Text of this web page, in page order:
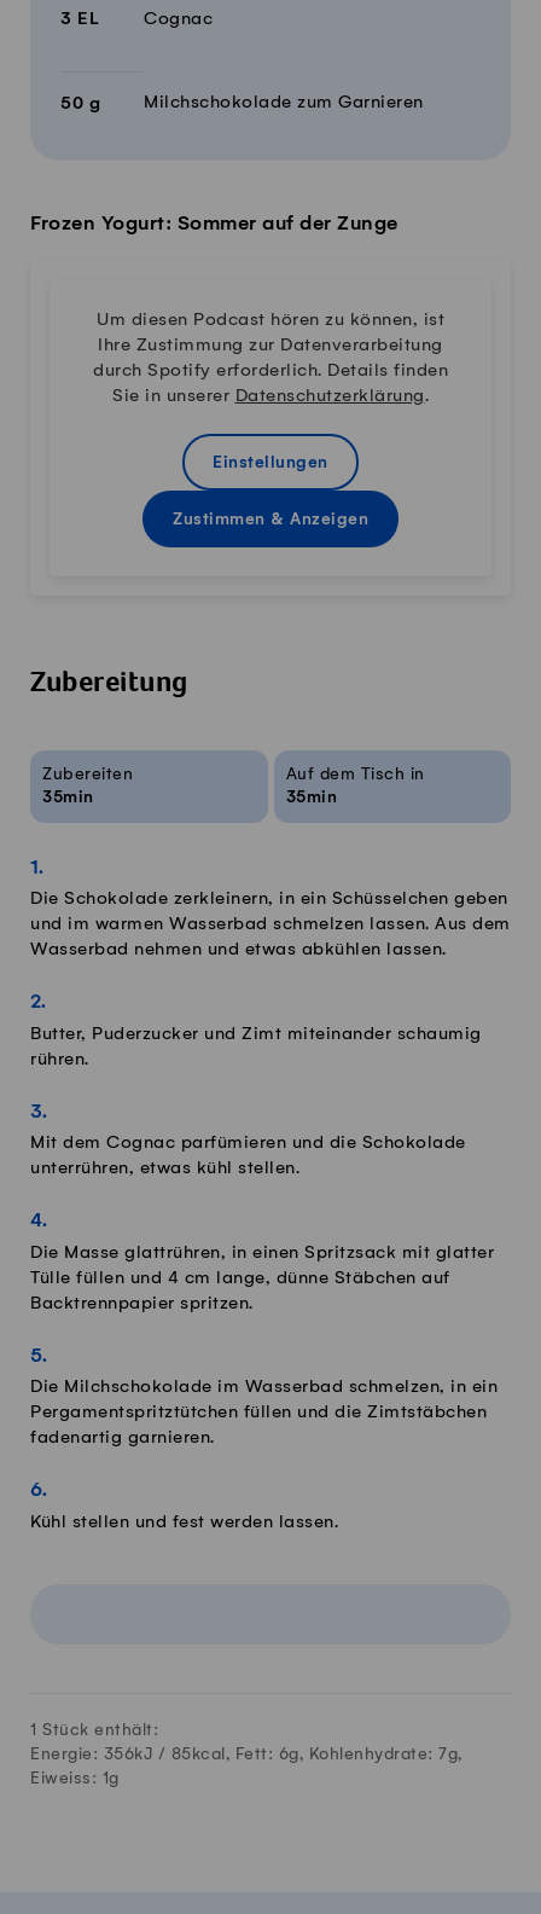
3 EL Cognac
50 g Milchschokolade zum Garnieren
Frozen Yogurt: Sommer auf der Zunge
Um diesen Podcast hören zu können, ist
Ihre Zustimmung zur Datenverarbeitung
durch Spotify erforderlich. Details finden
Sie in unserer Datenschutzerklärung.
Einstellungen
Zustimmen & Anzeigen
Zubereitung
Rezeptinfos
Zubereiten
35min
Auf dem Tisch in
35min
Die Schokolade zerkleinern, in ein Schüsselchen geben
und im warmen Wasserbad schmelzen lassen. Aus dem
Wasserbad nehmen und etwas abkühlen lassen.
Butter, Puderzucker und Zimt miteinander schaumig
rühren.
Mit dem Cognac parfümieren und die Schokolade
unterrühren, etwas kühl stellen.
Die Masse glattrühren, in einen Spritzsack mit glatter
Tülle füllen und 4 cm lange, dünne Stäbchen auf
Backtrennpapier spritzen.
Die Milchschokolade im Wasserbad schmelzen, in ein
Pergamentspritztütchen füllen und die Zimtstäbchen
fadenartig garnieren.
Kühl stellen und fest werden lassen.
1 Stück enthält:
Energie: 356kJ / 85kcal, Fett: 6g, Kohlenhydrate: 7g,
Eiweiss: 1g